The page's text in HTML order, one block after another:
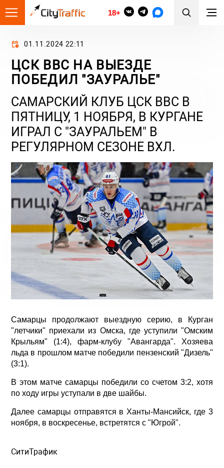
18+
01.11.2024 22:11
ЦСК ВВС НА ВЫЕЗДЕ
ПОБЕДИЛ "ЗАУРАЛЬЕ"
САМАРСКИЙ КЛУБ ЦСК ВВС В
ПЯТНИЦУ, 1 НОЯБРЯ, В КУРГАНЕ
ИГРАЛ С "ЗАУРАЛЬЕМ" В
РЕГУЛЯРНОМ СЕЗОНЕ ВХЛ.
Самарцы продолжают выездную серию, в Курган
"летчики" приехали из Омска, где уступили "Омским
Крыльям" (1:4), фарм-клубу "Авангарда". Хозяева
льда в прошлом матче победили пензенский "Дизель"
(3:1).
В этом матче самарцы победили со счетом 3:2, хотя
по ходу игры уступали в две шайбы.
Далее самарцы отправятся в Ханты-Мансийск, где 3
ноября, в воскресенье, встретятся с "Югрой".
СитиТрафик